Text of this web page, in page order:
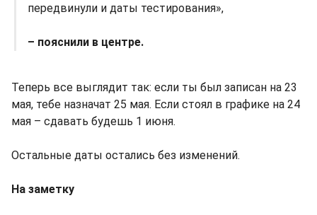
передвинули и даты тестирования»,
– пояснили в центре.
Теперь все выглядит так: если ты был записан на 23
мая, тебе назначат 25 мая. Если стоял в графике на 24
мая – сдавать будешь 1 июня.
Остальные даты остались без изменений.
На заметку